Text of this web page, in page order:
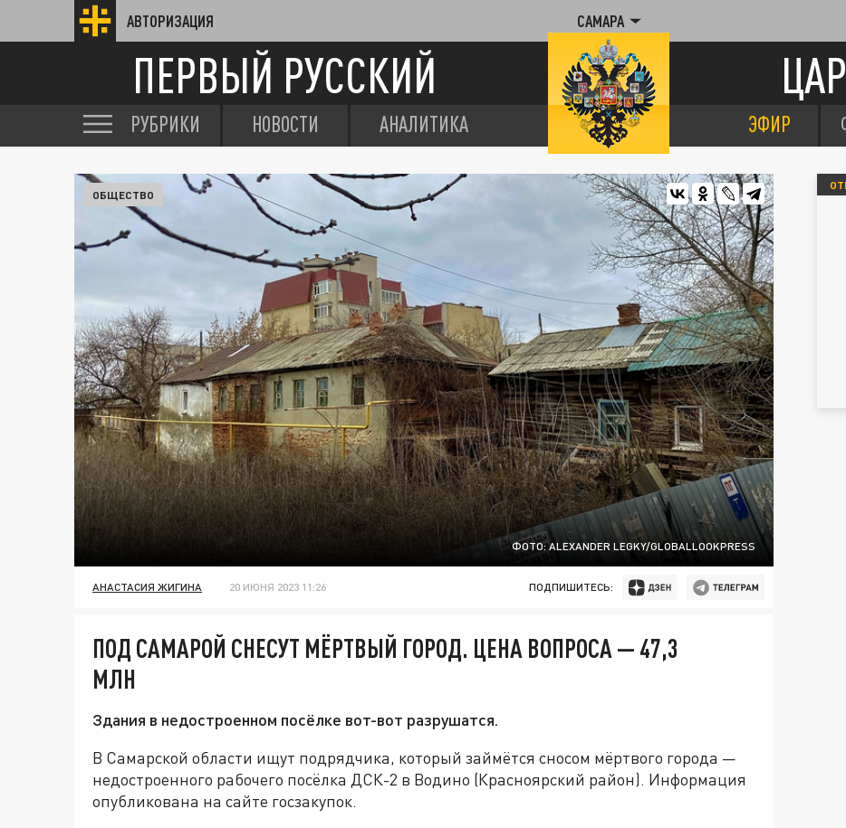
АВТОРИЗАЦИЯ САМАРА
ПЕРВЫЙ РУССКИЙ
РУБРИКИ НОВОСТИ АНАЛИТИКА ЭФИР
ФОТО: ALEXANDER LEGKY/GLOBALLOOKPRESS
ОБЩЕСТВО
АНАСТАСИЯ ЖИГИНА 20 ИЮНЯ 2023 11:26 ПОДПИШИТЕСЬ:
ПОД САМАРОЙ СНЕСУТ МЁРТВЫЙ ГОРОД. ЦЕНА ВОПРОСА — 47,3
МЛН
Здания в недостроенном посёлке вот-вот разрушатся.
В Самарской области ищут подрядчика, который займётся сносом мёртвого города —
недостроенного рабочего посёлка ДСК-2 в Водино (Красноярский район). Информация
опубликована на сайте госзакупок.